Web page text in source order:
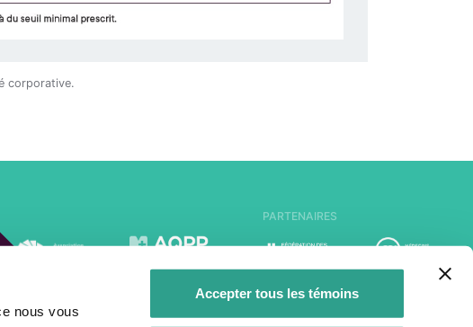
nous vous
Accepter tous les témoins
corporative.
PARTENAIRES